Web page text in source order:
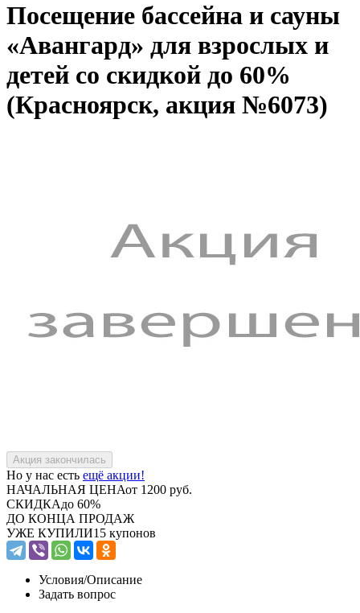
Посещение бассейна и сауны
«Авангард» для взрослых и
детей со скидкой до 60%
(Красноярск, акция №6073)
Но у нас есть ещё акции!
НАЧАЛЬНАЯ ЦЕНАот 1200 руб.
СКИДКАдо 60%
ДО КОНЦА ПРОДАЖ
УЖЕ КУПИЛИ15 купонов
Условия/Описание
Задать вопрос